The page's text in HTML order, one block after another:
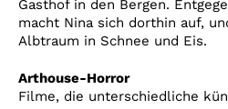
Gasthof in den Bergen.
macht Nina sich dorthin auf,
Albtraum in Schnee und Eis.
Arthouse-Horror
Filme, die unterschiedliche